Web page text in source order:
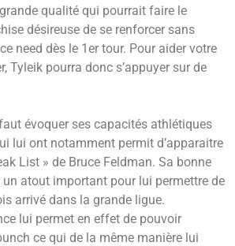
qualité qui pourrait faire le
désireuse de se renforcer sans
need dès le 1er tour. Pour aider votre
Tyleik pourra donc s’appuyer sur de
évoquer ses capacités athlétiques
lui ont notamment permit d’apparaitre
List » de Bruce Feldman. Sa bonne
un atout important pour lui permettre de
arrivé dans la grande ligue.
lui permet en effet de pouvoir
ce qui de la même manière lui